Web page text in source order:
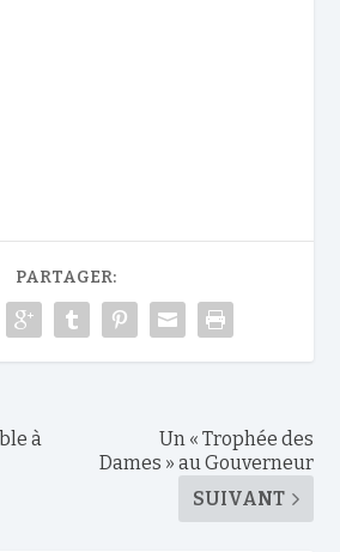
PARTAGER:
à
Un « Trophée des
Dames » au Gouverneur
SUIVANT